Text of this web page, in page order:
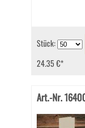
Stück:
24.35 €*
Art.-Nr.